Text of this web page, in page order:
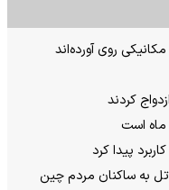
روی آورده‌اند
کردند
است
پیدا کرد